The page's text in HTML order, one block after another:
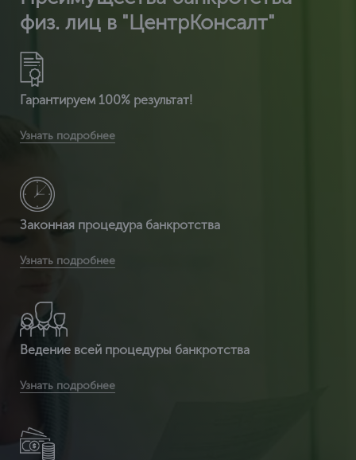
физ. лиц в "ЦентрКонсалт"
Гарантируем 100% результат!
сертификат ИСО 14001 + расширенный сертификат по
Узнать подробнее
Законная процедура банкротства
являемся сертификационным центром и делаем
Узнать подробнее
Ведение всей процедуры банкротства
14001 от 2 часов
Узнать подробнее